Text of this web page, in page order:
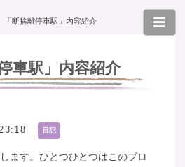
「断捨離停車駅」内容紹介
車駅」内容紹介
日記
ます。ひとつひとつはこのブロ